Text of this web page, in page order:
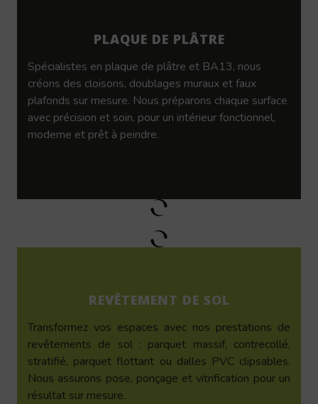
PLAQUE DE PLÂTRE
Spécialistes en plaque de plâtre et BA13, nous
créons des cloisons, doublages muraux et faux
plafonds sur mesure. Nous préparons chaque surface
avec précision et soin, pour un intérieur fonctionnel,
moderne et prêt à peindre.
REVÊTEMENT DE SOL
Transformez vos espaces avec nos prestations de
revêtements de sol : parquet massif, contrecollé,
stratifié, parquet flottant ou dalles PVC clipsables.
Nous assurons pose, ponçage et vitrification pour un
résultat sur mesure.